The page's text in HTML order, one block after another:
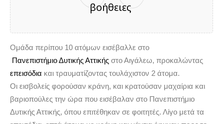
βοήθειες
Ομάδα περίπου 10 ατόμων εισέβαλλε στο
Πανεπιστήμιο Δυτικής Αττικής στο Αιγάλεω, προκαλώντας
επεισόδια και τραυματίζοντας τουλάχιστον 2 άτομα.
Οι εισβολείς φορούσαν κράνη, και κρατούσαν μαχαίρια και
βαριοπούλες την ώρα που εισέβαλαν στο Πανεπιστήμιο
Δυτικής Αττικής, όπου επιτέθηκαν σε φοιτητές. Λίγο μετά τα